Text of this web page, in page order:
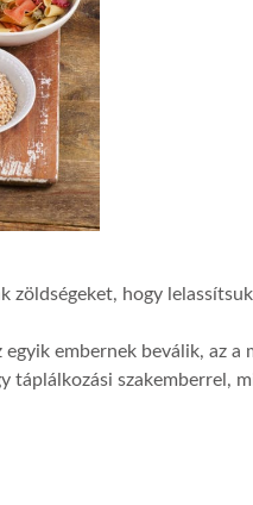
hogy
embernek beválik, az a
táplálkozási szakemberrel,